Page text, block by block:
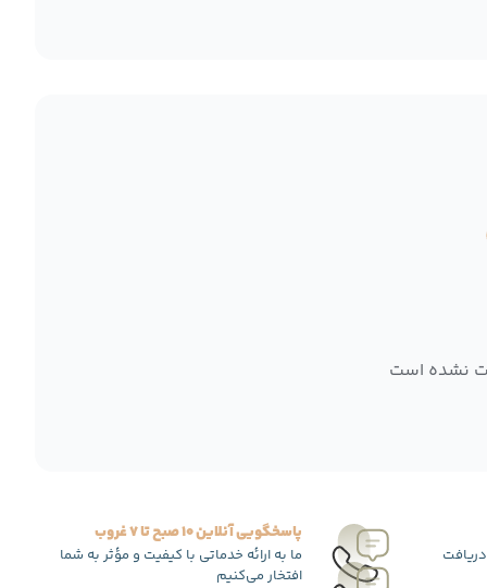
نشده است
پاسخگویی آنلاین 10 صبح تا 7 غروب
ما به ارائه خدماتی با کیفیت و مؤثر به شما
افتخار می‌کنیم